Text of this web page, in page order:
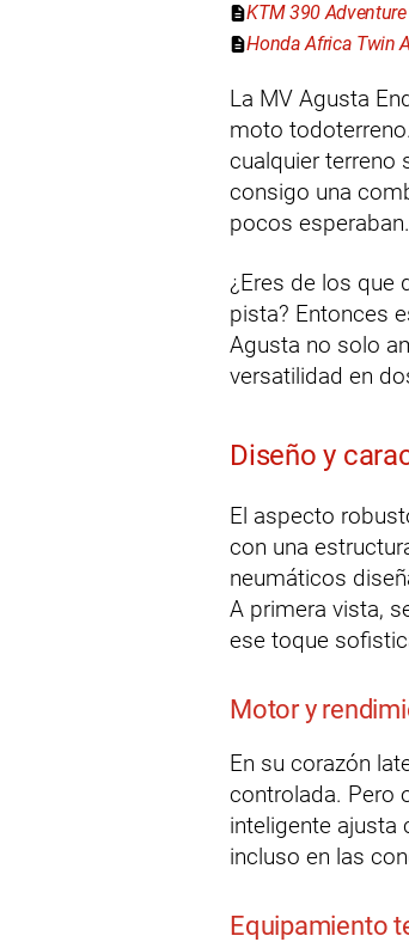
KTM 390
Honda Africa Twin
La MV Agusta
moto
cualquier terreno
consigo una
pocos esperaban.
¿Eres de los que
pista? Entonces
Agusta no solo
versatilidad en
Diseño y
El aspecto
con una
neumáticos
A primera vista,
ese toque
Motor y
En su corazón
controlada. Pero
inteligente ajusta
incluso en las
Equipamiento